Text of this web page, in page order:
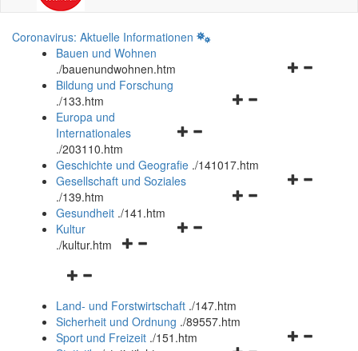
Coronavirus: Aktuelle Informationen
Bauen und Wohnen
./bauenundwohnen.htm
Navigationsmenü
Bildung und Forschung
./133.htm
Navigationsmenü
und
schließen
Europa und
Internationales
./203110.htm
Geschichte und Geografie ./141017.htm
Navigationsmenü
Gesellschaft und Soziales
./139.htm
Navigationsmenü
Gesundheit ./141.htm
Navigationsmenü
Kultur
./kultur.htm
Navigationsmenü
und
schließen
Land- und Forstwirtschaft ./147.htm
Sicherheit und Ordnung ./89557.htm
Sport und Freizeit ./151.htm